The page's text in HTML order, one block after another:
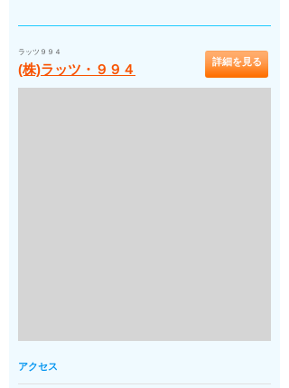
ラッツ９９４
(株)ラッツ・９９４ 詳細を見る
アクセス